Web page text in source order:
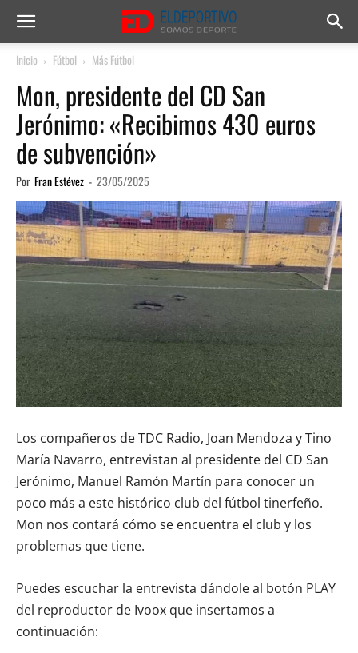
Inicio Fútbol Más Fútbol
Mon, presidente del CD San
Jerónimo: «Recibimos 430 euros
de subvención»
Por Fran Estévez - 23/05/2025
Los compañeros de TDC Radio, Joan Mendoza y Tino
María Navarro, entrevistan al presidente del CD San
Jerónimo, Manuel Ramón Martín para conocer un
poco más a este histórico club del fútbol tinerfeño.
Mon nos contará cómo se encuentra el club y los
problemas que tiene.
Puedes escuchar la entrevista dándole al botón PLAY
del reproductor de Ivoox que insertamos a
continuación: